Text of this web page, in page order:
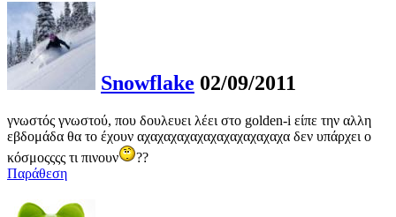
Snowflake 02/09/2011
γνωστός γνωστού, που δουλευει λέει στο golden-i είπε την αλλη
εβδομάδα θα το έχουν αχαχαχαχαχαχαχαχαχαχαχα δεν υπάρχει ο
κόσμοςςςς τι πινουν
??
Παράθεση